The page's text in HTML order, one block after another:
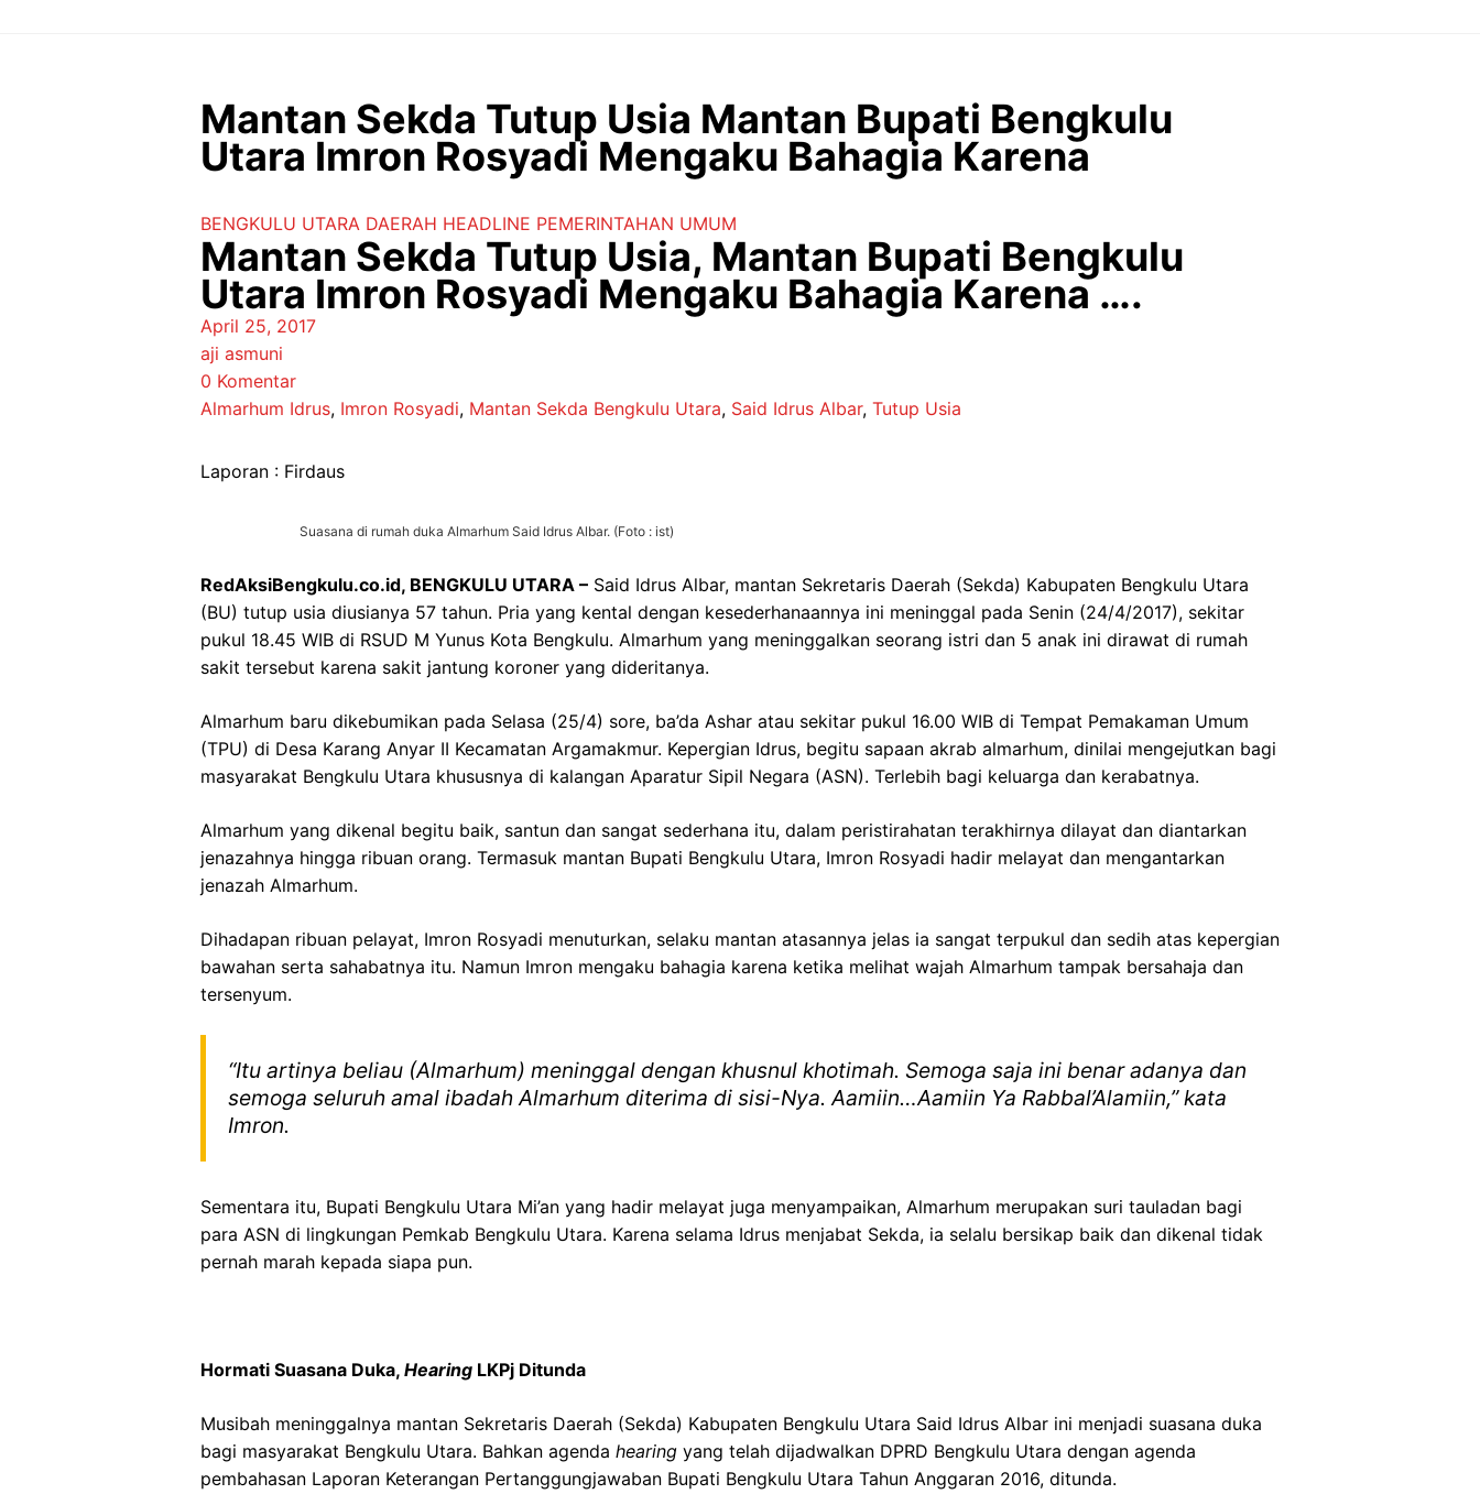
Mantan Sekda Tutup Usia Mantan Bupati Bengkulu
Utara Imron Rosyadi Mengaku Bahagia Karena
BENGKULU UTARA DAERAH HEADLINE PEMERINTAHAN UMUM
Mantan Sekda Tutup Usia, Mantan Bupati Bengkulu
Utara Imron Rosyadi Mengaku Bahagia Karena ….
April 25, 2017
aji asmuni
0 Komentar
Almarhum Idrus, Imron Rosyadi, Mantan Sekda Bengkulu Utara, Said Idrus Albar, Tutup Usia
Laporan : Firdaus
Suasana di rumah duka Almarhum Said Idrus Albar. (Foto : ist)
RedAksiBengkulu.co.id, BENGKULU UTARA – Said Idrus Albar, mantan Sekretaris Daerah (Sekda) Kabupaten Bengkulu Utara
(BU) tutup usia diusianya 57 tahun. Pria yang kental dengan kesederhanaannya ini meninggal pada Senin (24/4/2017), sekitar
pukul 18.45 WIB di RSUD M Yunus Kota Bengkulu. Almarhum yang meninggalkan seorang istri dan 5 anak ini dirawat di rumah
sakit tersebut karena sakit jantung koroner yang dideritanya.
Almarhum baru dikebumikan pada Selasa (25/4) sore, ba’da Ashar atau sekitar pukul 16.00 WIB di Tempat Pemakaman Umum
(TPU) di Desa Karang Anyar II Kecamatan Argamakmur. Kepergian Idrus, begitu sapaan akrab almarhum, dinilai mengejutkan bagi
masyarakat Bengkulu Utara khususnya di kalangan Aparatur Sipil Negara (ASN). Terlebih bagi keluarga dan kerabatnya.
Almarhum yang dikenal begitu baik, santun dan sangat sederhana itu, dalam peristirahatan terakhirnya dilayat dan diantarkan
jenazahnya hingga ribuan orang. Termasuk mantan Bupati Bengkulu Utara, Imron Rosyadi hadir melayat dan mengantarkan
jenazah Almarhum.
Dihadapan ribuan pelayat, Imron Rosyadi menuturkan, selaku mantan atasannya jelas ia sangat terpukul dan sedih atas kepergian
bawahan serta sahabatnya itu. Namun Imron mengaku bahagia karena ketika melihat wajah Almarhum tampak bersahaja dan
tersenyum.
“Itu artinya beliau (Almarhum) meninggal dengan khusnul khotimah. Semoga saja ini benar adanya dan
semoga seluruh amal ibadah Almarhum diterima di sisi-Nya. Aamiin…Aamiin Ya Rabbal’Alamiin,” kata
Imron.
Sementara itu, Bupati Bengkulu Utara Mi’an yang hadir melayat juga menyampaikan, Almarhum merupakan suri tauladan bagi
para ASN di lingkungan Pemkab Bengkulu Utara. Karena selama Idrus menjabat Sekda, ia selalu bersikap baik dan dikenal tidak
pernah marah kepada siapa pun.
Hormati Suasana Duka, Hearing LKPj Ditunda
Musibah meninggalnya mantan Sekretaris Daerah (Sekda) Kabupaten Bengkulu Utara Said Idrus Albar ini menjadi suasana duka
bagi masyarakat Bengkulu Utara. Bahkan agenda hearing yang telah dijadwalkan DPRD Bengkulu Utara dengan agenda
pembahasan Laporan Keterangan Pertanggungjawaban Bupati Bengkulu Utara Tahun Anggaran 2016, ditunda.